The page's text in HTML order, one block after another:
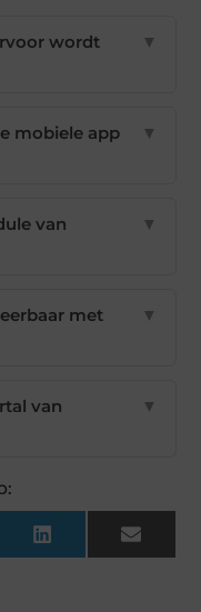
wordt
▼
mobiele app
▼
van
▼
met
▼
van
▼
LinkedIn Email